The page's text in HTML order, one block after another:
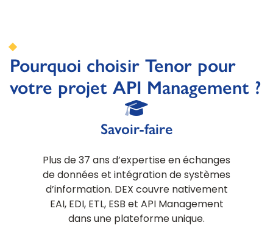
Pourquoi choisir Tenor pour
votre projet API Management ?
Savoir-faire
Plus de 37 ans d’expertise en échanges
de données et intégration de systèmes
d’information. DEX couvre nativement
EAI, EDI, ETL, ESB et API Management
dans une plateforme unique.